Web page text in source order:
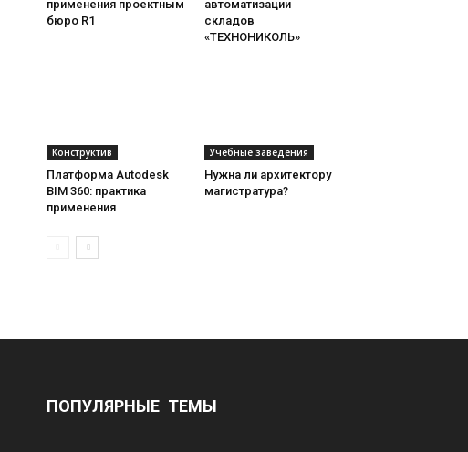
применения проектным
бюро R1
автоматизации
складов
«ТЕХНОНИКОЛЬ»
Конструктив
Платформа Autodesk
BIM 360: практика
применения
Учебные заведения
Нужна ли архитектору
магистратура?
ПОПУЛЯРНЫЕ ТЕМЫ